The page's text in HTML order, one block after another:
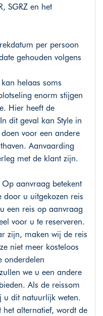
SGRZ en het
per persoon
gehouden volgens
helaas soms
enorm stijgen
Hier heeft de
dit geval kan Style in
voor een andere
Aanvaarding
met de klant zijn.
aanvraag betekent
door u uitgekozen reis
een reis op aanvraag
voor u te reserveren.
zijn, maken wij de reis
niet meer kosteloos
onderdelen
we u een andere
Als de reissom
u dit natuurlijk weten.
het alternatief, wordt de